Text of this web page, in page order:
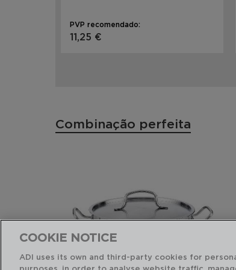
PVP recomendado:
11,25 €
Combinação perfeita
COOKIE NOTICE
ADI uses its own and third-party cookies for